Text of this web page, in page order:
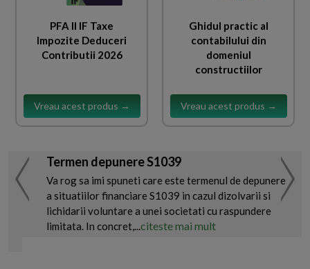
PFA II IF Taxe
Impozite Deduceri
Contributii 2026
Vreau acest produs →
Ghidul practic al
contabilului din
domeniul
constructiilor
Vreau acest produs →
Termen depunere S1039
Va rog sa imi spuneti care este termenul de depunere
a situatiilor financiare S1039 in cazul dizolvarii si
lichidarii voluntare a unei societati cu raspundere
limitata. In concret,...citeste mai mult